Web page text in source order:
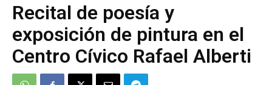
Recital de poesía y
exposición de pintura en el
Centro Cívico Rafael Alberti